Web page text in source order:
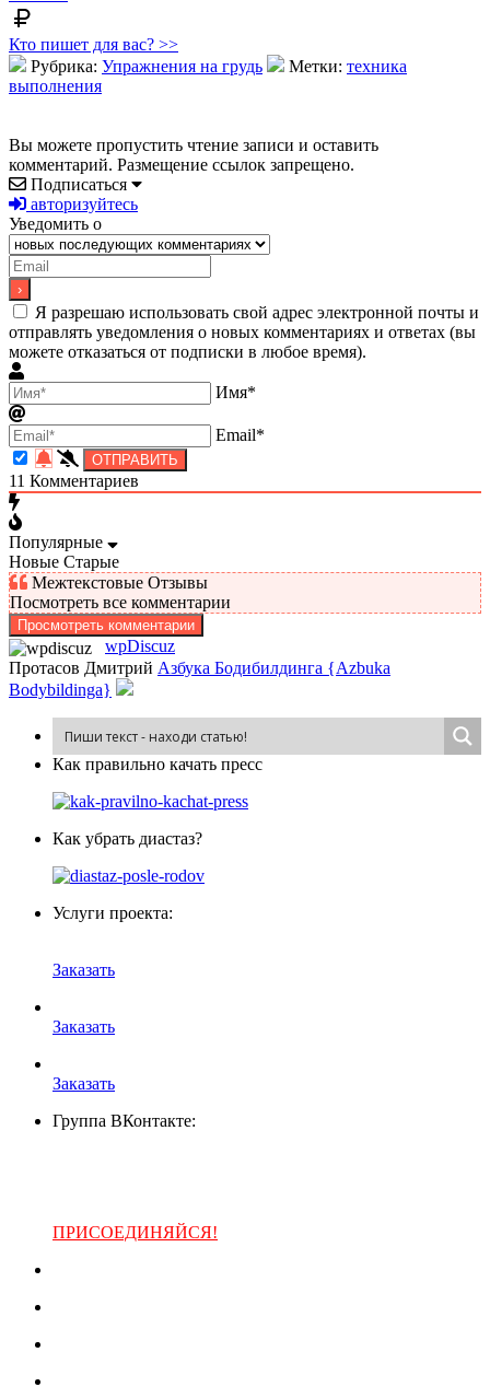
Кто пишет для вас? >>
Рубрика: Упражнения на грудь Метки: техника
выполнения
Вы можете пропустить чтение записи и оставить
комментарий. Размещение ссылок запрещено.
Подписаться
авторизуйтесь
Уведомить о
Я разрешаю использовать свой адрес электронной почты и
отправлять уведомления о новых комментариях и ответах (вы
можете отказаться от подписки в любое время).
Имя*
Email*
11 Комментариев
Популярные
Новые Старые
Межтекстовые Отзывы
Посмотреть все комментарии
Просмотреть комментарии
wpDiscuz
Протасов Дмитрий Азбука Бодибилдинга {Azbuka
Bodybildinga}
Как пра­виль­но ка­чать пресс
Как убрать диастаз?
Услуги проекта:
Заказать
Заказать
Заказать
Группа ВКонтакте:
ПРИСОЕДИНЯЙСЯ!